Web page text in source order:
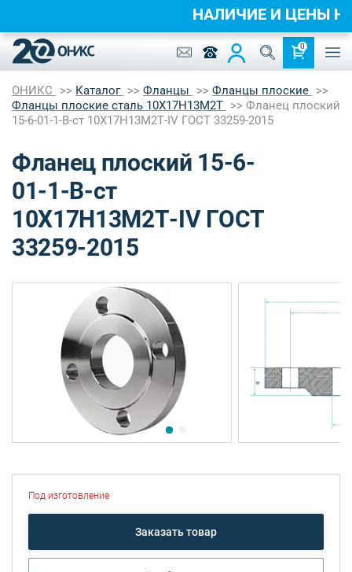
0
ОНИКС Каталог Фланцы
Фланцы плоские
Фланцы плоские сталь 10Х17Н13М2Т
Фланец плоский
15-6-01-1-B-ст 10Х17Н13М2Т-IV ГОСТ 33259-2015
Фланец плоский 15-6-
01-1-B-ст
10Х17Н13М2Т-IV ГОСТ
33259-2015
Под изготовление
Заказать товар
НАЛИЧИЕ И